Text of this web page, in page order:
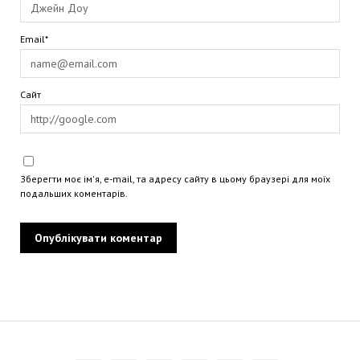
Email*
Сайт
Зберегти моє ім'я, e-mail, та адресу сайту в цьому браузері для моїх
подальших коментарів.